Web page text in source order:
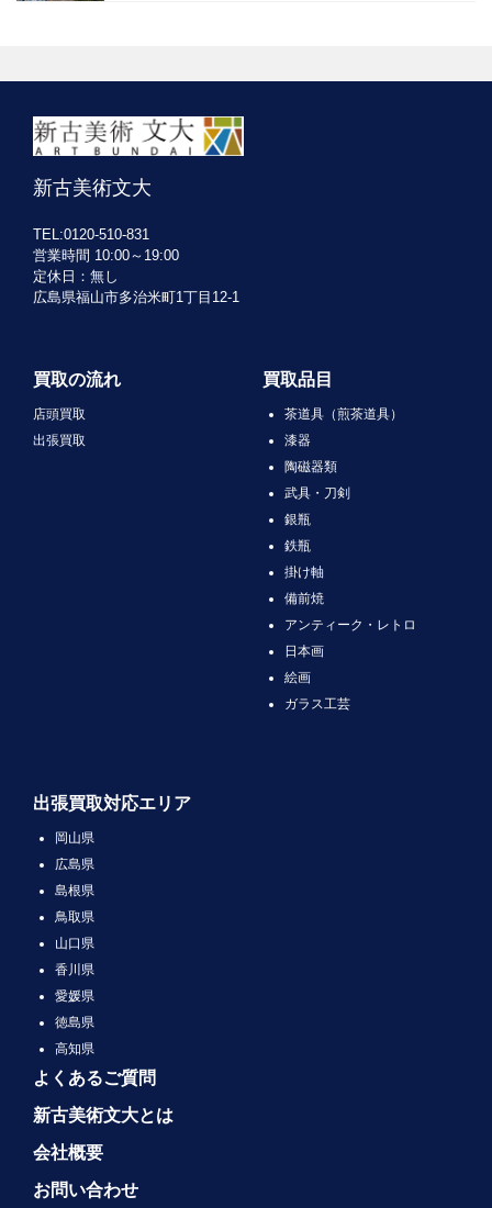
新古美術文大
TEL:0120-510-831
営業時間 10:00～19:00
定休日：無し
広島県福山市多治米町1丁目12-1
買取の流れ
店頭買取
出張買取
買取品目
茶道具（煎茶道具）
漆器
陶磁器類
武具・刀剣
銀瓶
鉄瓶
掛け軸
備前焼
アンティーク・レトロ
日本画
絵画
ガラス工芸
出張買取対応エリア
岡山県
広島県
島根県
鳥取県
山口県
香川県
愛媛県
徳島県
高知県
よくあるご質問
新古美術文大とは
会社概要
お問い合わせ